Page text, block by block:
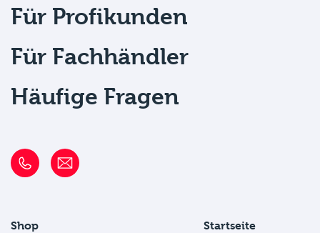
Für Profikunden
Für Fachhändler
Häufige Fragen
Shop
Startseite